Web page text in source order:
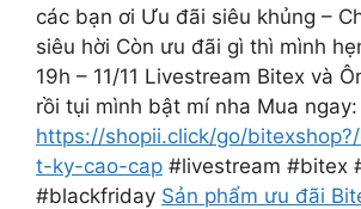
các bạn ơi Ưu đãi siêu khủng –
siêu hời Còn ưu đãi gì thì mình
19h – 11/11 Livestream Bitex và
rồi tụi mình bật mí nha Mua ngay:
https://shopii.click/go/
t-ky-cao-cap #livestream #bitex
#blackfriday Sản phẩm ưu đãi